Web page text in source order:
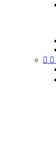
 